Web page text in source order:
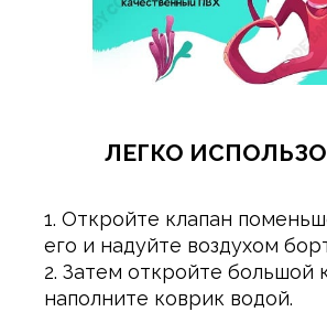
ЛЕГКО
1. Откройте клапан
его и надуйте воздухом
2. Затем откройте большой
наполните коврик водой.